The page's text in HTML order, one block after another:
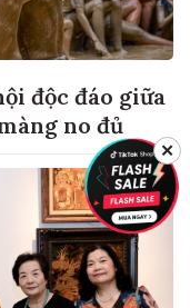
độc đáo giữa
no đủ
✕